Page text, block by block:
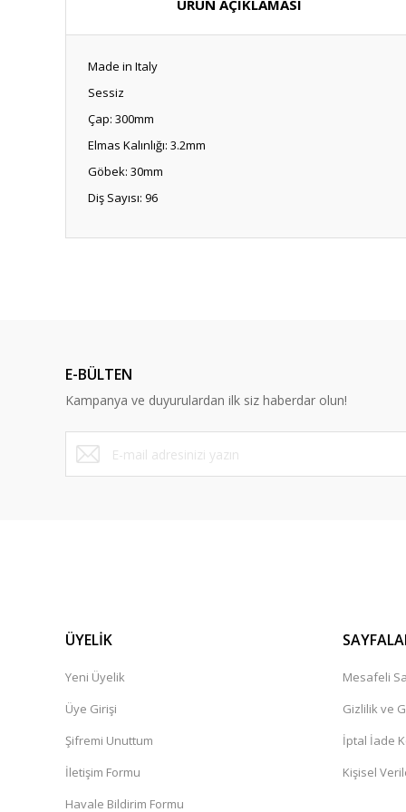
ÜRÜN AÇIKLAMASI
Made in Italy
Sessiz
Çap: 300mm
Elmas Kalınlığı: 3.2mm
Göbek: 30mm
Diş Sayısı: 96
E-BÜLTEN
Kampanya ve duyurulardan ilk siz haberdar olun!
ÜYELİK
Yeni Üyelik
Üye Girişi
Şifremi Unuttum
İletişim Formu
Havale Bildirim Formu
Mesafeli
Gizlilik ve
İptal İade
Kişisel